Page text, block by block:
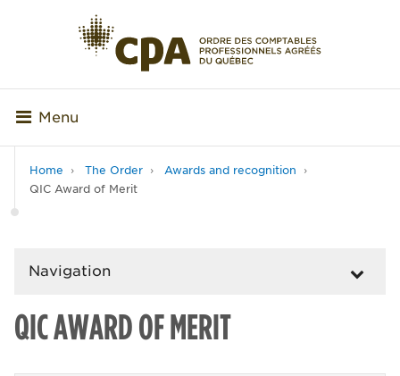
Menu
Home The Order
Awards and recognition
QIC Award of Merit
Navigation
QIC AWARD OF MERIT